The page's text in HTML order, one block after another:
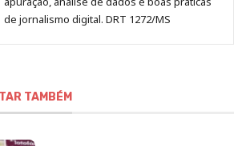
de jornalismo digital. DRT 1272/MS
TAMBÉM